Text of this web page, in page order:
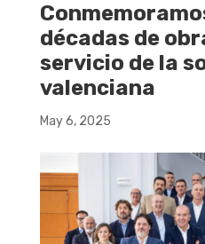
décadas de
servicio de la
valenciana
May 6, 2025